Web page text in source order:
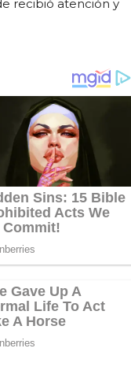
recibió atención y